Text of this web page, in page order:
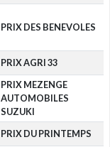
PRIX DES BENEVOLES
PRIX AGRI 33
PRIX MEZENGE
AUTOMOBILES
SUZUKI
PRIX DU PRINTEMPS